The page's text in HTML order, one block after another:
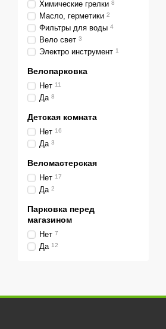
Химические грелки 8
Масло, герметики 2
Фильтры для воды 4
Вело свет 3
Электро инструмент 1
Велопарковка
Нет 11
Да 8
Детская комната
Нет 16
Да 3
Веломастерская
Нет 17
Да 2
Парковка перед
магазином
Нет 7
Да 12